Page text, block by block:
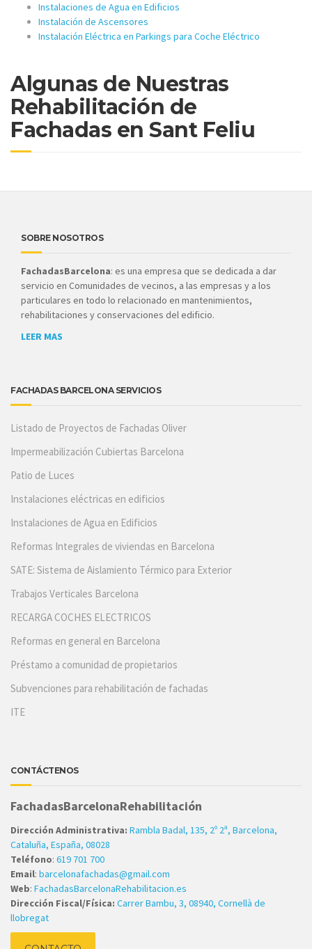
Instalaciones de Agua en Edificios
Instalación de Ascensores
Instalación Eléctrica en Parkings para Coche Eléctrico
Algunas de Nuestras
Rehabilitación de
Fachadas en Sant Feliu
SOBRE NOSOTROS
FachadasBarcelona: es una empresa que se dedicada a dar
servicio en Comunidades de vecinos, a las empresas y a los
particulares en todo lo relacionado en mantenimientos,
rehabilitaciones y conservaciones del edificio.
LEER MAS
FACHADAS BARCELONA SERVICIOS
Listado de Proyectos de Fachadas Oliver
Impermeabilización Cubiertas Barcelona
Patio de Luces
Instalaciones eléctricas en edificios
Instalaciones de Agua en Edificios
Reformas Integrales de viviendas en Barcelona
SATE: Sistema de Aislamiento Térmico para Exterior
Trabajos Verticales Barcelona
RECARGA COCHES ELECTRICOS
Reformas en general en Barcelona
Préstamo a comunidad de propietarios
Subvenciones para rehabilitación de fachadas
ITE
CONTÁCTENOS
FachadasBarcelonaRehabilitación
Dirección Administrativa: Rambla Badal, 135, 2º 2ª, Barcelona,
Cataluña, España, 08028
Teléfono: 619 701 700
Email: barcelonafachadas@gmail.com
Web: FachadasBarcelonaRehabilitacion.es
Dirección Fiscal/Física: Carrer Bambu, 3, 08940, Cornellà de
llobregat